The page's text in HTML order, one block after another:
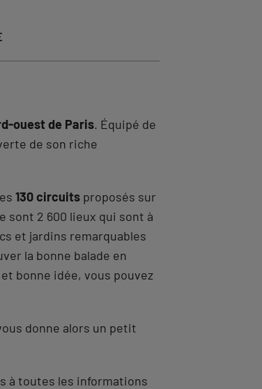
ouest de Paris. Équipé de
de son riche
130 circuits proposés sur
sont 2 600 lieux qui sont à
et jardins remarquables
la bonne balade en
bonne idée, vous pouvez
donne alors un petit
à toutes les informations